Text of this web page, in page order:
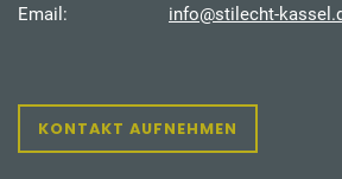
Email:
info@stilecht-
KONTAKT AUFNEHMEN